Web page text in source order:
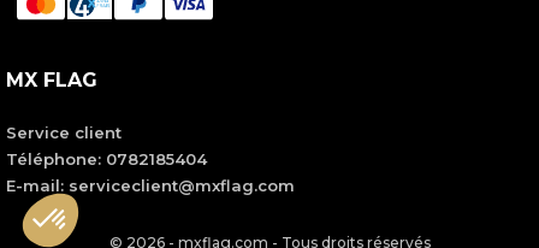
MX FLAG
Service client
Téléphone: 0782185404
E-mail: serviceclient@mxflag.com
© 2026 - mxflag.com - Tous droits réservés